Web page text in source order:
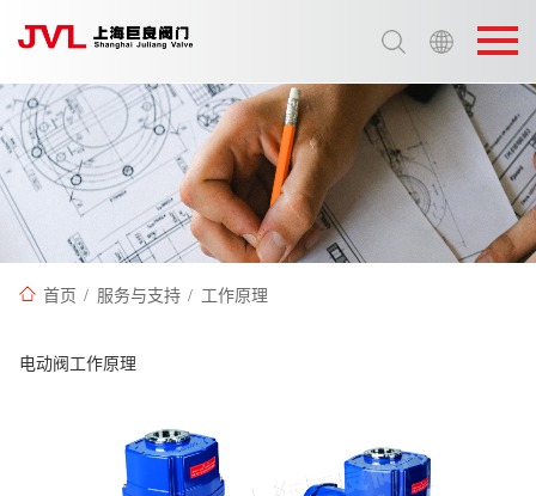
选择语言:
中文 / Chinese
英语 / English
首页 / 服务与支持 / 工作原理
电动阀工作原理